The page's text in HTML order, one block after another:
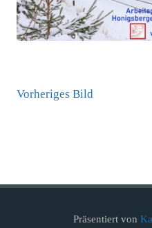
Vorheriges Bild
Präsentiert von